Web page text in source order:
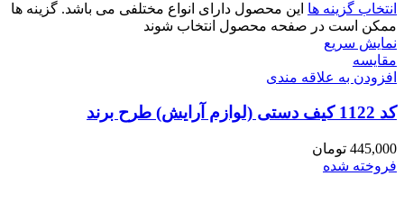
انتخاب گزینه ها این محصول دارای انواع مختلفی می باشد. گزینه ها
ممکن است در صفحه محصول انتخاب شوند
نمایش سریع
مقايسه
افزودن به علاقه مندی
کد 1122 کیف دستی (لوازم آرایش) طرح برند
445,000 تومان
فروخته شده